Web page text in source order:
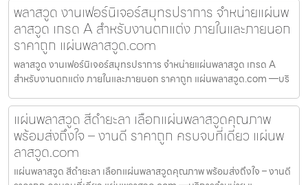
พลาสวูด งานเฟอร์นิเจอร์สมุทรปราการ จำหน่ายแผ่นพ
ลาสวูด เกรด A สำหรับงานตกแต่ง ภายในและภายนอก
ราคาถูก แผ่นพลาสวูด.com
พลาสวูด งานเฟอร์นิเจอร์สมุทรปราการ จำหน่ายแผ่นพลาสวูด เกรด A
สำหรับงานตกแต่ง ภายในและภายนอก ราคาถูก แผ่นพลาสวูด.com —บริ
แผ่นพลาสวูด สีดำยะลา เลือกแผ่นพลาสวูดคุณภาพ
พร้อมส่งถึงใจ – งานดี ราคาถูก ครบจบที่เดียว แผ่นพ
ลาสวูด.com
แผ่นพลาสวูด สีดำยะลา เลือกแผ่นพลาสวูดคุณภาพ พร้อมส่งถึงใจ – งานดี